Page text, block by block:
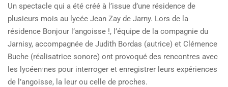
Un spectacle qui a été créé à l’issue d’une résidence de
plusieurs mois au lycée Jean Zay de Jarny. Lors de la
résidence Bonjour l’angoisse !, l’équipe de la compagnie du
Jarnisy, accompagnée de Judith Bordas (autrice) et Clémence
Buche (réalisatrice sonore) ont provoqué des rencontres avec
les lycéen·nes pour interroger et enregistrer leurs expériences
de l’angoisse, la leur ou celle de proches.